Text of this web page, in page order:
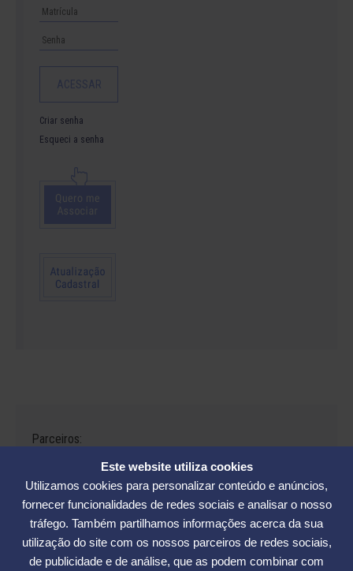
Este website utiliza cookies
Utilizamos cookies para personalizar conteúdo e anúncios,
fornecer funcionalidades de redes sociais e analisar o nosso
tráfego. Também partilhamos informações acerca da sua
utilização do site com os nossos parceiros de redes sociais,
de publicidade e de análise, que as podem combinar com
Criar senha
Esqueci a senha
Parceiros:
Avenida César Seara, 560 - Florianópolis | Telefones: (48) 3234-2986
- (48) 3234-2089 - (48) 3233-5370. | E-mail:elase@elase.com.br
Sede de Praia: Rua Elke Hering, 70, Barra da Lagoa - Florianópolis |